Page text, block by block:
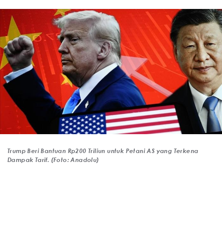
Trump Beri Bantuan Rp200 Triliun untuk Petani AS yang Terkena
Dampak Tarif. (Foto: Anadolu)